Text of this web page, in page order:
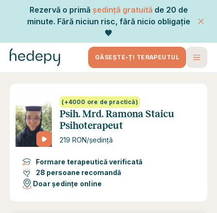
Rezervă o primă ședință gratuită de 20 de
minute. Fără niciun risc, fără nicio obligație
🧡
GĂSEȘTE-ȚI TERAPEUTUL
(+4000 ore de practică)
Psih. Mrd. Ramona Staicu
Psihoterapeut
219 RON/ședință
Formare terapeutică verificată
28 persoane recomandă
Doar ședințe online